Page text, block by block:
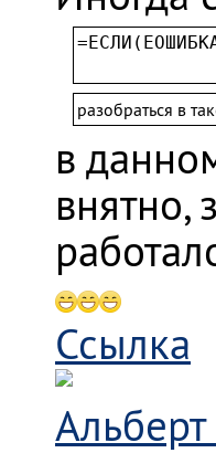
разобраться в
в
внятно,
Ссылка